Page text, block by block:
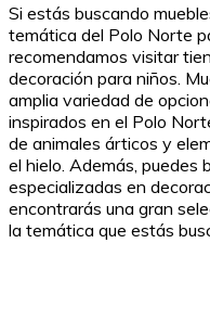
Si estás buscando
temática del Polo Norte
recomendamos visitar
decoración para niños.
amplia variedad de
inspirados en el Polo
de animales árticos y
el hielo. Además, puedes
especializadas en
encontrarás una gran
la temática que estás